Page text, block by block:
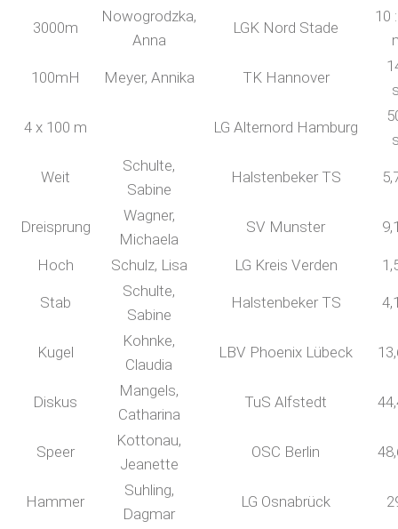
3000m
Nowogrodzka,
Anna
LGK Nord Stade
10
100mH Meyer, Annika TK Hannover
4 x 100 m LG Alternord Hamburg
Weit
Schulte,
Sabine
Halstenbeker TS
Dreisprung
Wagner,
Michaela
SV Munster
Hoch Schulz, Lisa LG Kreis Verden
Stab
Schulte,
Sabine
Halstenbeker TS
Kugel
Kohnke,
Claudia
LBV Phoenix Lübeck
Diskus
Mangels,
Catharina
TuS Alfstedt
Speer
Kottonau,
Jeanette
OSC Berlin
Hammer
Suhling,
Dagmar
LG Osnabrück